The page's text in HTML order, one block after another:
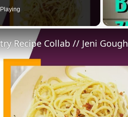
Recipe Collab // Jeni Gough